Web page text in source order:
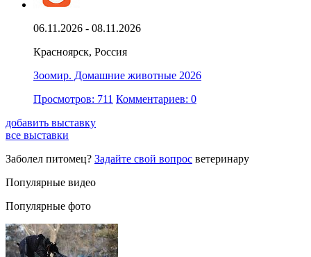
06.11.2026 - 08.11.2026
Красноярск, Россия
Зоомир. Домашние животные 2026
Просмотров: 711 Комментариев: 0
добавить выставку
все выставки
Заболел питомец? Задайте свой вопрос ветеринару
Популярные видео
Популярные фото